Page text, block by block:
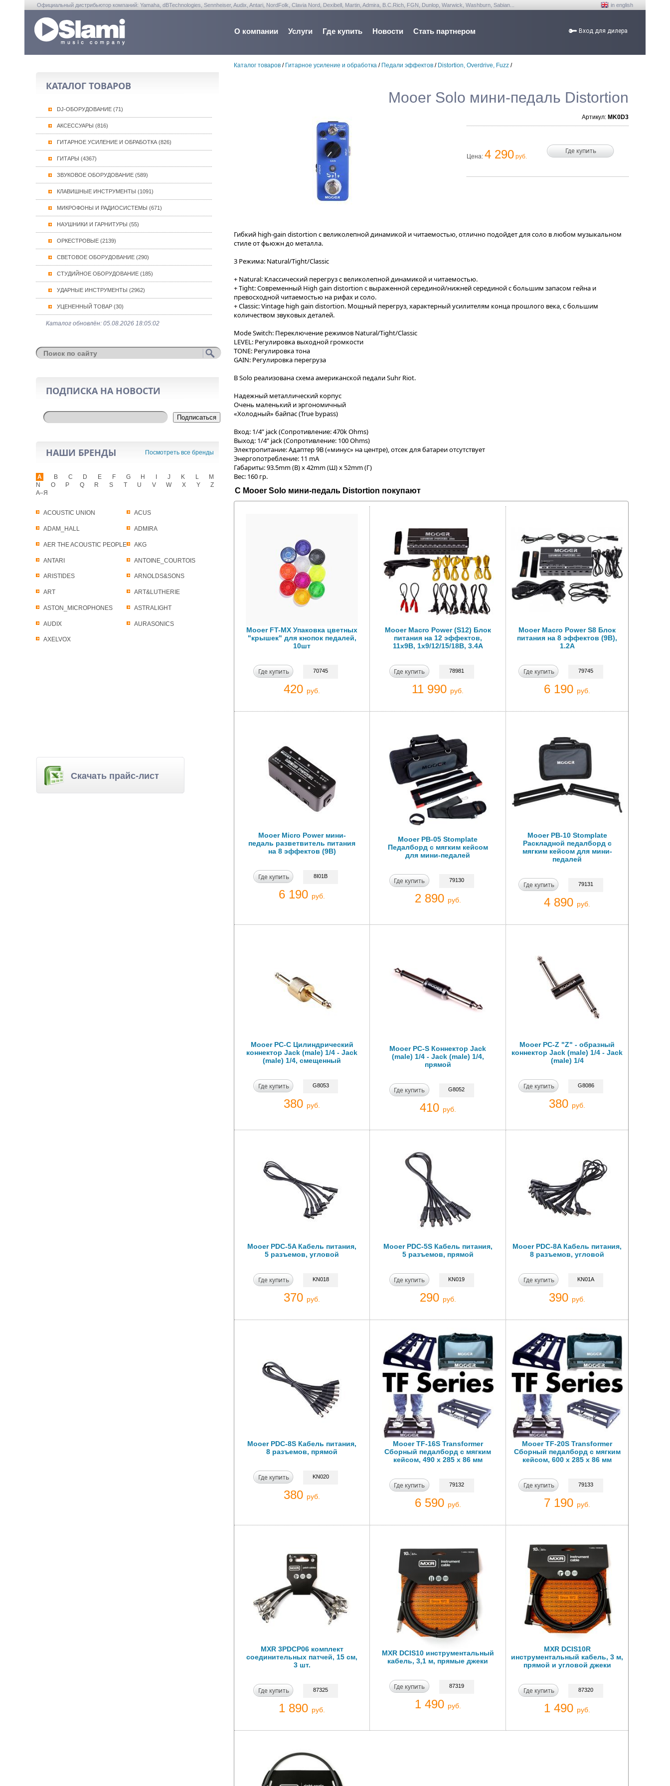
Официальный дистрибьютор компаний: Yamaha, dBTechnologies, Sennheiser, Audix, Antari, NordFolk, Clavia Nord, Dexibell, Martin, Admira, B.C.Rich, FGN, Dunlop, Warwick, Washburn, Sabian... in english
О компании Услуги Где купить Новости Стать партнером Вход для дилера
КАТАЛОГ ТОВАРОВ
DJ-ОБОРУДОВАНИЕ (71)
АКСЕССУАРЫ (816)
ГИТАРНОЕ УСИЛЕНИЕ И ОБРАБОТКА (826)
ГИТАРЫ (4367)
ЗВУКОВОЕ ОБОРУДОВАНИЕ (589)
КЛАВИШНЫЕ ИНСТРУМЕНТЫ (1091)
МИКРОФОНЫ И РАДИОСИСТЕМЫ (671)
НАУШНИКИ И ГАРНИТУРЫ (55)
ОРКЕСТРОВЫЕ (2139)
СВЕТОВОЕ ОБОРУДОВАНИЕ (290)
СТУДИЙНОЕ ОБОРУДОВАНИЕ (185)
УДАРНЫЕ ИНСТРУМЕНТЫ (2962)
УЦЕНЕННЫЙ ТОВАР (30)
Каталог обновлён: 05.08.2026 18:05:02
ПОДПИСКА НА НОВОСТИ
Подписаться
НАШИ БРЕНДЫ Посмотреть все бренды
A
ACOUSTIC UNION ACUS
ADAM_HALL ADMIRA
AER THE ACOUSTIC PEOPLE AKG
ANTARI ANTOINE_COURTOIS
ARISTIDES ARNOLDS&SONS
ART ART&LUTHERIE
ASTON_MICROPHONES ASTRALIGHT
AUDIX AURASONICS
AXELVOX
B C D E F G H J K L
M
N
O P Q R S T U V W X Y
Z
А–Я
Скачать прайс-лист
Каталог товаров / Гитарное усиление и обработка / Педали эффектов / Distortion, Overdrive, Fuzz /
Mooer Solo мини-педаль Distortion
Артикул: MK0D3
Цена: 4 290 руб.
Где купить
Гибкий high-gain distortion с великолепной динамикой и читаемостью, отлично подойдет для соло в любом музыкальном
стиле от фьюжн до металла.
3 Режима: Natural/Tight/Classic
+ Natural: Классический перегруз с великолепной динамикой и читаемостью.
+ Tight: Современный High gain distortion с выраженной серединой/нижней серединой с большим запасом гейна и
превосходной читаемостью на рифах и соло.
+ Classic: Vintage high gain distortion. Мощный перегруз, характерный усилителям конца прошлого века, с большим
количеством звуковых деталей.
Mode Switch: Переключение режимов Natural/Tight/Classic
LEVEL: Регулировка выходной громкости
TONE: Регулировка тона
GAIN: Регулировка перегруза
В Solo реализована схема американской педали Suhr Riot.
Надежный металлический корпус
Очень маленький и эргономичный
«Холодный» байпас (True bypass)
Вход: 1/4” jack (Сопротивление: 470k Ohms)
Выход: 1/4” jack (Сопротивление: 100 Ohms)
Электропитание: Адаптер 9В («минус» на центре), отсек для батареи отсутствует
Энергопотребление: 11 mA
Габариты: 93.5mm (В) х 42mm (Ш) х 52mm (Г)
Вес: 160 гр.
С Mooer Solo мини-педаль Distortion покупают
Mooer FT-MX Упаковка цветных
"крышек" для кнопок педалей,
10шт
Где купить 70745
420 руб.
Mooer Macro Power (S12) Блок
питания на 12 эффектов,
11х9В, 1х9/12/15/18В, 3.4А
Где купить 78981
11 990 руб.
Mooer Macro Power S8 Блок
питания на 8 эффектов (9В),
1.2А
Где купить 79745
6 190 руб.
Mooer Micro Power мини-
педаль разветвитель питания
на 8 эффектов (9В)
Где купить 8I01B
6 190 руб.
Mooer PB-05 Stomplate
Педалборд с мягким кейсом
для мини-педалей
Где купить 79130
2 890 руб.
Mooer PB-10 Stomplate
Раскладной педалборд с
мягким кейсом для мини-
педалей
Где купить 79131
4 890 руб.
Mooer PC-C Цилиндрический
коннектор Jack (male) 1/4 - Jack
(male) 1/4, смещенный
Где купить G8053
380 руб.
Mooer PC-S Коннектор Jack
(male) 1/4 - Jack (male) 1/4,
прямой
Где купить G8052
410 руб.
Mooer PC-Z "Z" - образный
коннектор Jack (male) 1/4 - Jack
(male) 1/4
Где купить G8086
380 руб.
Mooer PDC-5A Кабель питания,
5 разъемов, угловой
Где купить KN018
370 руб.
Mooer PDC-5S Кабель питания,
5 разъемов, прямой
Где купить KN019
290 руб.
Mooer PDC-8A Кабель питания,
8 разъемов, угловой
Где купить KN01A
390 руб.
Mooer PDC-8S Кабель питания,
8 разъемов, прямой
Где купить KN020
380 руб.
Mooer TF-16S Transformer
Сборный педалборд с мягким
кейсом, 490 х 285 х 86 мм
Где купить 79132
6 590 руб.
Mooer TF-20S Transformer
Сборный педалборд с мягким
кейсом, 600 х 285 х 86 мм
Где купить 79133
7 190 руб.
MXR 3PDCP06 комплект
соединительных патчей, 15 см,
3 шт.
Где купить 87325
1 890 руб.
MXR DCIS10 инструментальный
кабель, 3,1 м, прямые джеки
Где купить 87319
1 490 руб.
MXR DCIS10R
инструментальный кабель, 3 м,
прямой и угловой джеки
Где купить 87320
1 490 руб.